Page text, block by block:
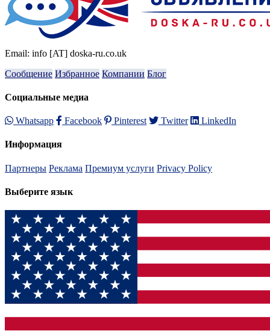
Email: info [AT] doska-ru.co.uk
Сообщение Избранное Компании Блог
Социальные медиа
Whatsapp Facebook Pinterest Twitter LinkedIn
Информация
Партнеры Реклама Премиум услуги Privacy Policy
Выберите язык